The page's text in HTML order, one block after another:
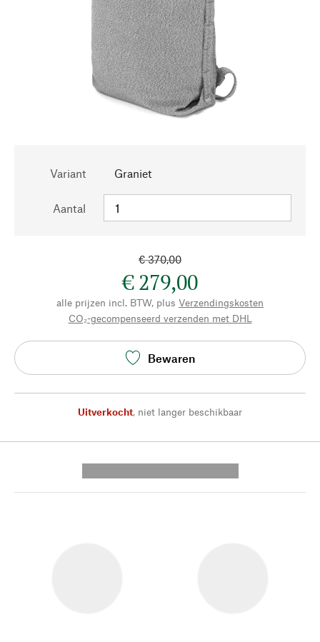
Variant Graniet
Aantal
€ 370,00
€ 279,00
alle prijzen incl. BTW, plus Verzendingskosten
CO₂-gecompenseerd verzenden met DHL
Bewaren
Uitverkocht, niet langer beschikbaar